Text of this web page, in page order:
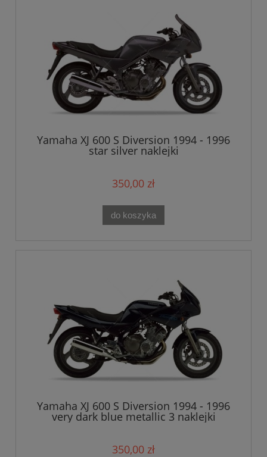
Yamaha XJ 600 S Diversion 1994 - 1996
star silver naklejki
350,00 zł
do koszyka
Yamaha XJ 600 S Diversion 1994 - 1996
very dark blue metallic 3 naklejki
350,00 zł